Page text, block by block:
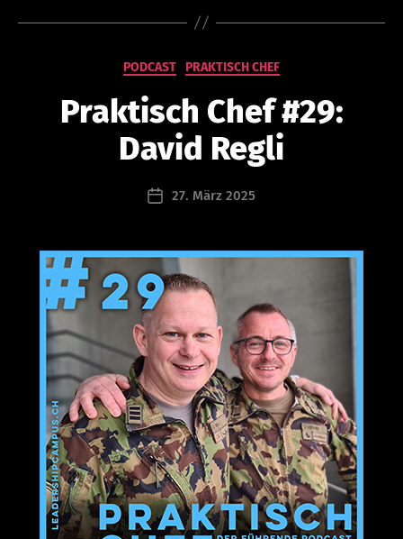
Kategorien
PODCAST PRAKTISCH CHEF
Praktisch Chef #29:
David Regli
Beitragsautor
V
n
e
d
r
e
r
Beitragsdatum
27. März 2025